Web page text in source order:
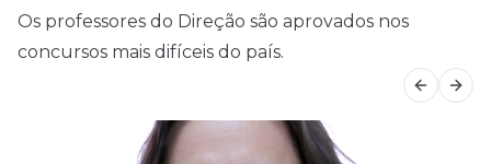
Os professores do Direção são aprovados nos
concursos mais difíceis do país.